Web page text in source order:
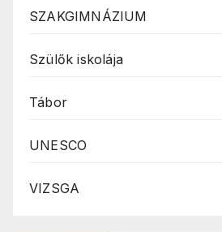
SZAKGIMNÁZIUM
Szülők iskolája
Tábor
UNESCO
VIZSGA